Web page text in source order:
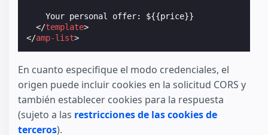
    Your personal offer: ${{price}}
</template>
</amp-list>
En cuanto especifique el modo credenciales, el
origen puede incluir cookies en la solicitud CORS y
también establecer cookies para la respuesta
(sujeto a las restricciones de las cookies de
terceros).